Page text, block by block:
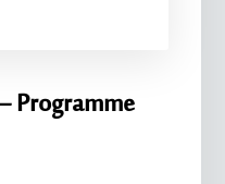
Programme